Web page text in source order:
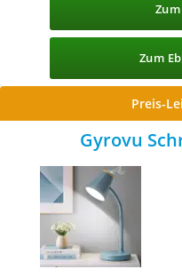
Zum
Preis-
Gyrovu